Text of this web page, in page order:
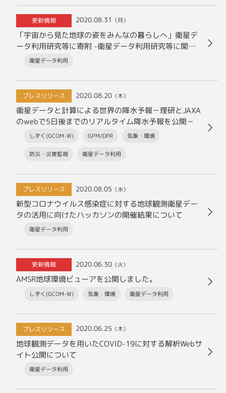
更新情報 2020.08.31 （月）
「宇宙から見た地球の姿をみんなの暮らしへ」衛星デ
ータ利用研究等に寄附 -衛星データ利用研究等に関す
る募集特定寄附金を新設-
衛星データ利用
プレスリリース 2020.08.20 （木）
衛星データと計算による世界の降水予報－理研とJAXA
のwebで5日後までのリアルタイム降水予報を公開－
しずく(GCOM-W) GPM/DPR 気象・環境
防災・災害監視 衛星データ利用
プレスリリース 2020.08.05 （水）
新型コロナウイルス感染症に対する地球観測衛星デー
タの活用に向けたハッカソンの開催結果について
衛星データ利用
更新情報 2020.06.30 （火）
AMSR地球環境ビューアを公開しました。
しずく(GCOM-W) 気象・環境 衛星データ利用
プレスリリース 2020.06.25 （木）
地球観測データを用いたCOVID-19に対する解析Webサ
イト公開について
衛星データ利用